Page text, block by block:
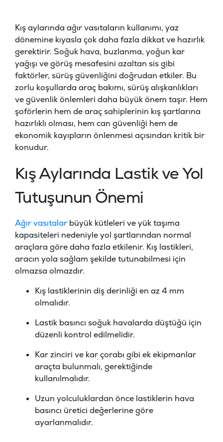
Kış aylarında ağır vasıtaların kullanımı, yaz
dönemine kıyasla çok daha fazla dikkat ve hazırlık
gerektirir. Soğuk hava, buzlanma, yoğun kar
yağışı ve görüş mesafesini azaltan sis gibi
faktörler, sürüş güvenliğini doğrudan etkiler. Bu
zorlu koşullarda araç bakımı, sürüş alışkanlıkları
ve güvenlik önlemleri daha büyük önem taşır. Hem
şoförlerin hem de araç sahiplerinin kış şartlarına
hazırlıklı olması, hem can güvenliği hem de
ekonomik kayıpların önlenmesi açısından kritik bir
konudur.
Kış Aylarında Lastik ve Yol
Tutuşunun Önemi
Ağır vasıtalar büyük kütleleri ve yük taşıma
kapasiteleri nedeniyle yol şartlarından normal
araçlara göre daha fazla etkilenir. Kış lastikleri,
aracın yola sağlam şekilde tutunabilmesi için
olmazsa olmazdır.
Kış lastiklerinin diş derinliği en az 4 mm
olmalıdır.
Lastik basıncı soğuk havalarda düştüğü için
düzenli kontrol edilmelidir.
Kar zinciri ve kar çorabı gibi ek ekipmanlar
araçta bulunmalı, gerektiğinde
kullanılmalıdır.
Uzun yolculuklardan önce lastiklerin hava
basıncı üretici değerlerine göre
ayarlanmalıdır.